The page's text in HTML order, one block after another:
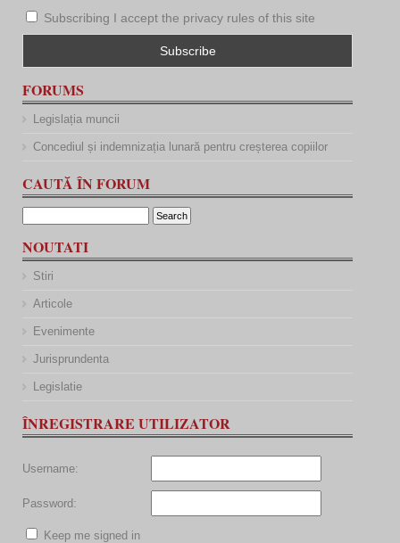
Subscribing I accept the privacy rules of this site
FORUMS
Legislația muncii
Concediul și indemnizația lunară pentru creșterea copiilor
CAUTĂ ÎN FORUM
NOUTATI
Stiri
Articole
Evenimente
Jurisprundenta
Legislatie
ÎNREGISTRARE UTILIZATOR
Username:
Password:
Keep me signed in